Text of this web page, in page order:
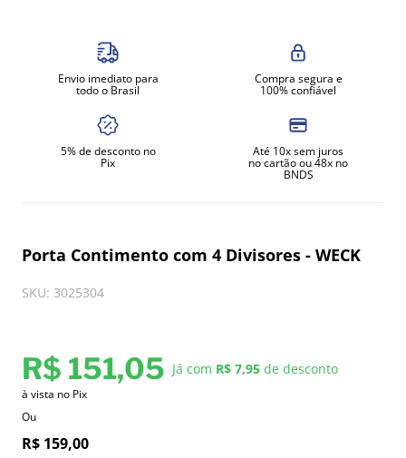
Envio imediato para
todo o Brasil
Compra segura e
100% confiável
5% de desconto no
Pix
Até 10x sem juros
no cartão ou 48x no
BNDS
Porta Contimento com 4 Divisores - WECK
SKU: 3025304
R$ 151,05 Já com R$ 7,95 de desconto
à vista no Pix
Ou
R$ 159,00
amassadeira
fritadeira